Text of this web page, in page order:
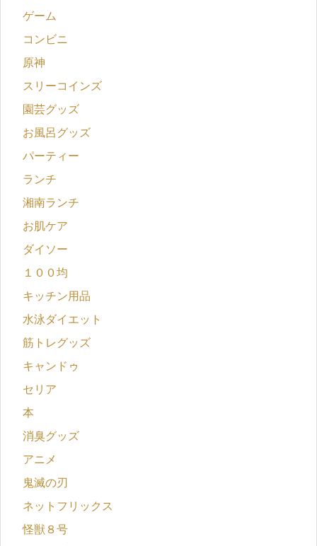
ゲーム
コンビニ
原神
スリーコインズ
園芸グッズ
お風呂グッズ
パーティー
ランチ
湘南ランチ
お肌ケア
ダイソー
１００均
キッチン用品
水泳ダイエット
筋トレグッズ
キャンドゥ
セリア
本
消臭グッズ
アニメ
鬼滅の刃
ネットフリックス
怪獣８号